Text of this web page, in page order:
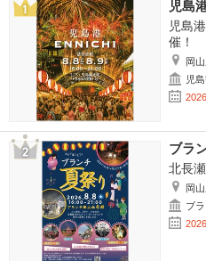
児島
児島
催！
岡
児
ブラ
北長
岡
ブ